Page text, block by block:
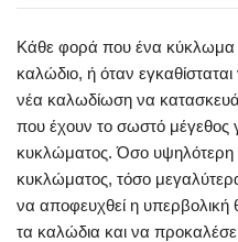
Κάθε φορά που ένα κύκλωμα
καλώδιο, ή όταν
νέα καλωδίωση να
που έχουν το σωστό μέγεθος
κυκλώματος. Όσο υψηλότερη
κυκλώματος, τόσο
να αποφευχθεί η υπερβολική
τα καλώδια και να